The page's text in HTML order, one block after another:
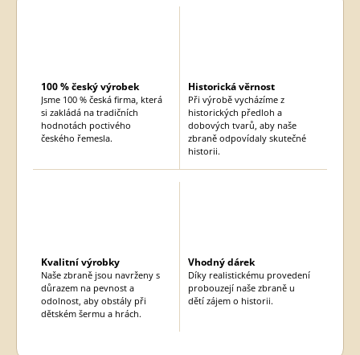
100 % český výrobek
Jsme 100 % česká firma, která
si zakládá na tradičních
hodnotách poctivého
českého řemesla.
Historická věrnost
Při výrobě vycházíme z
historických předloh a
dobových tvarů, aby naše
zbraně odpovídaly skutečné
historii.
Kvalitní výrobky
Naše zbraně jsou navrženy s
důrazem na pevnost a
odolnost, aby obstály při
dětském šermu a hrách.
Vhodný dárek
Díky realistickému provedení
probouzejí naše zbraně u
dětí zájem o historii.